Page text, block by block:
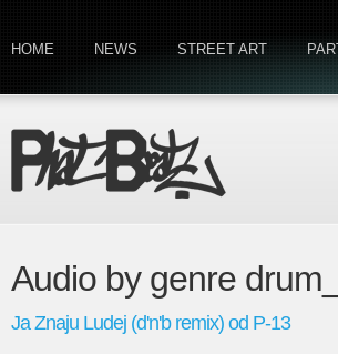
HOME NEWS STREET ART
Audio by genre
Ja Znaju Ludej (d'n'b remix) od P-13